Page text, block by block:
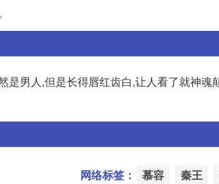
是男人,但是长得唇红齿白,让人看了就神
网络标签： 慕容 秦王